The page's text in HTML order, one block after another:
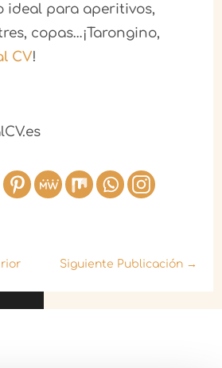
ideal para aperitivos,
copas…¡Tarongino,
CV!
Siguiente Publicación→